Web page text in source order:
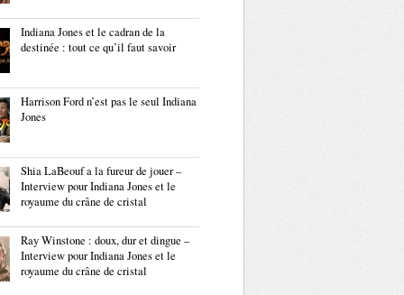
Indiana Jones et le cadran de la
destinée : tout ce qu’il faut savoir
Harrison Ford n’est pas le seul Indiana
Jones
Shia LaBeouf a la fureur de jouer –
Interview pour Indiana Jones et le
royaume du crâne de cristal
Ray Winstone : doux, dur et dingue –
Interview pour Indiana Jones et le
royaume du crâne de cristal